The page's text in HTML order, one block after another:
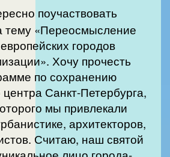
поучаствовать
тему «Переосмысление
городов
Хочу прочесть
по сохранению
центра Санкт-Петербурга,
мы привлекали
архитекторов,
Считаю, наш святой